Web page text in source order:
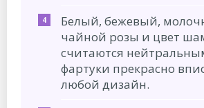
Белый, бежевый,
чайной розы и цвет
считаются
фартуки прекрасно
любой дизайн.